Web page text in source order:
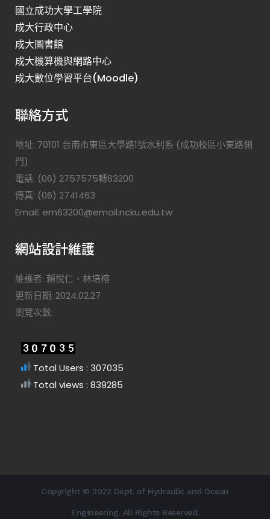
國立成功大學工學院
成大行政中心
成大圖書館
成大機算機與網路中心
成大數位學習平台(Moodle)
聯絡方式
地址: 70101 台南市東區大學路1號水利系 (成功校區小東路側
門)
電話: (06) 2757575轉63200
傳真: (06) 2741463
Email: em63200@email.ncku.edu.tw
網站設計維護
維護者: 賴悅仁、林培榕
更新日期: 2024.02.27
瀏覽次數:
Total Users : 307035
Total views : 839285
Copyright © 2022 Dept. of Hydraulic and Ocean
Engineering. All Rights Reserved.